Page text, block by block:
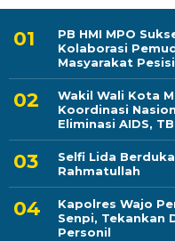
PB HMI MPO
Kolaborasi
Masyarakat
Wakil Wali Kota
Koordinasi
Eliminasi AIDS,
Selfi Lida
Rahmatullah
Kapolres Wajo
Senpi, Tekankan
Personil